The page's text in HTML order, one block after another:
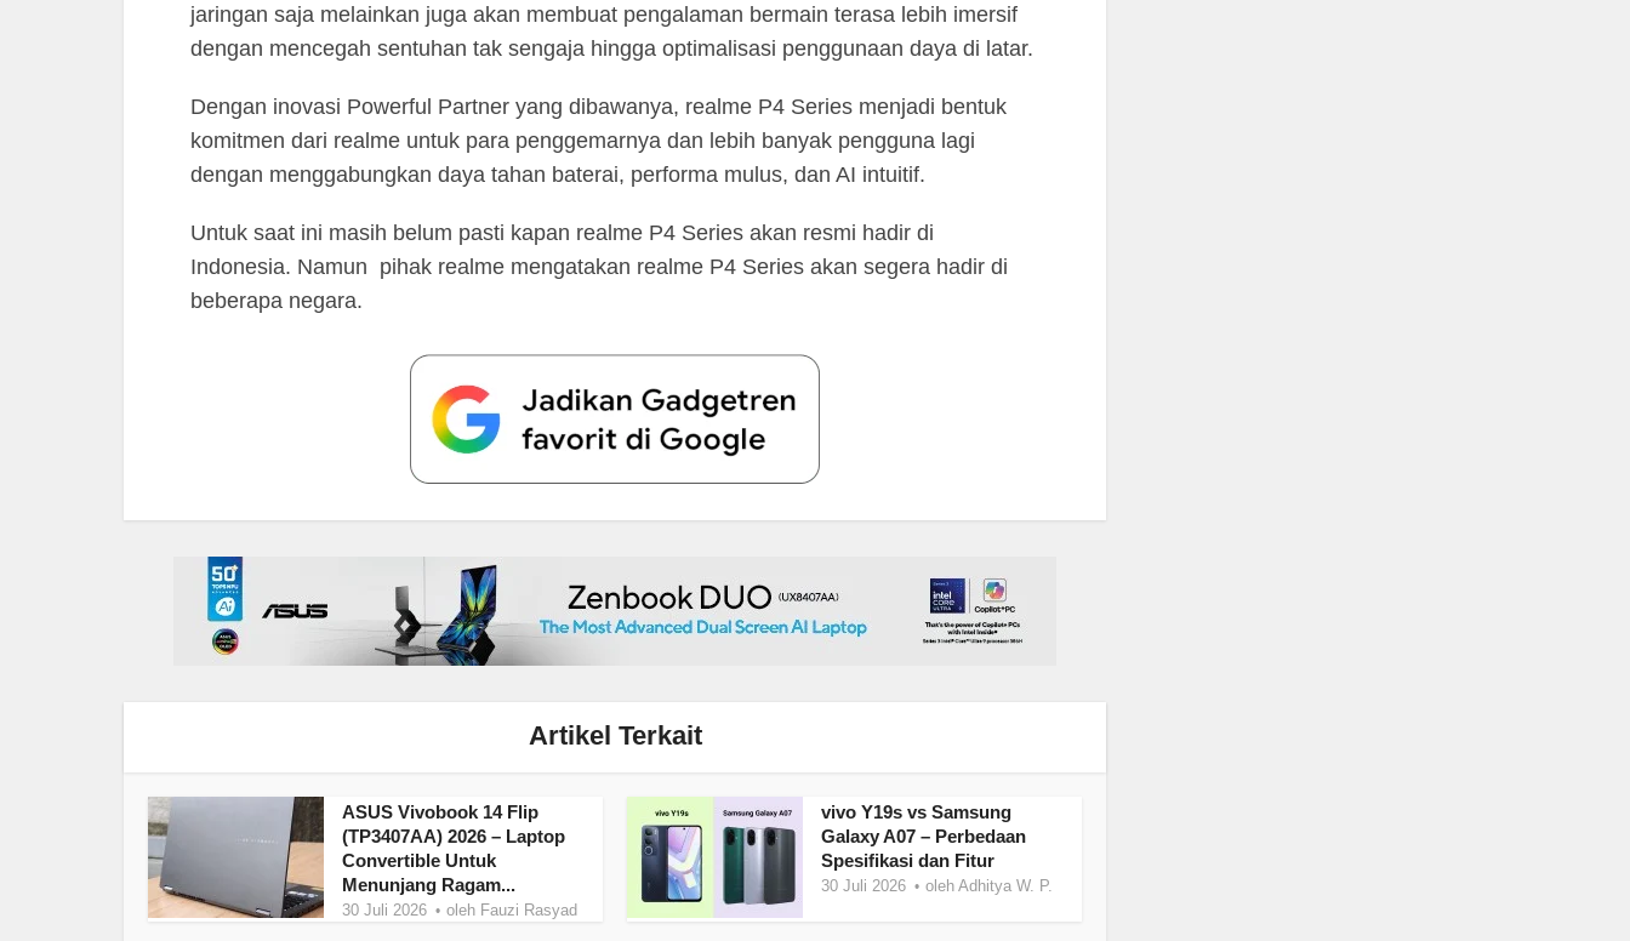
jaringan saja melainkan juga akan membuat pengalaman bermain terasa lebih imersif
dengan mencegah sentuhan tak sengaja hingga optimalisasi penggunaan daya di latar.
Dengan inovasi Powerful Partner yang dibawanya, realme P4 Series menjadi bentuk
komitmen dari realme untuk para penggemarnya dan lebih banyak pengguna lagi
dengan menggabungkan daya tahan baterai, performa mulus, dan AI intuitif.
Untuk saat ini masih belum pasti kapan realme P4 Series akan resmi hadir di
Indonesia. Namun pihak realme mengatakan realme P4 Series akan segera hadir di
beberapa negara.
Artikel Terkait
ASUS Vivobook 14 Flip
(TP3407AA) 2026 – Laptop
Convertible Untuk
Menunjang Ragam...
30 Juli 2026 oleh Fauzi Rasyad
vivo Y19s vs Samsung
Galaxy A07 – Perbedaan
Spesifikasi dan Fitur
30 Juli 2026 oleh Adhitya W. P.